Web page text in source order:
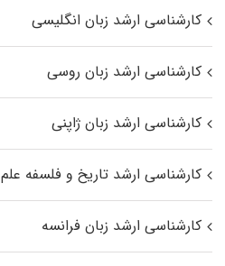
کارشناسی ارشد زبان انگلیسی
کارشناسی ارشد زبان روسی
کارشناسی ارشد زبان ژاپنی
کارشناسی ارشد تاریخ و فلسفه علم
کارشناسی ارشد زبان فرانسه